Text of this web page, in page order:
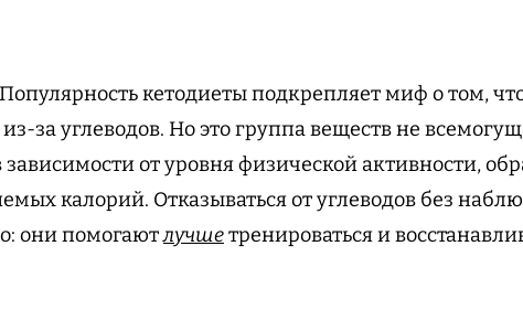
Популярность кетодиеты подкрепляет миф о том,
за углеводов. Но это группа веществ не
от уровня физической активности,
калорий. Отказываться от углеводов без
они помогаютлучшетренироваться и